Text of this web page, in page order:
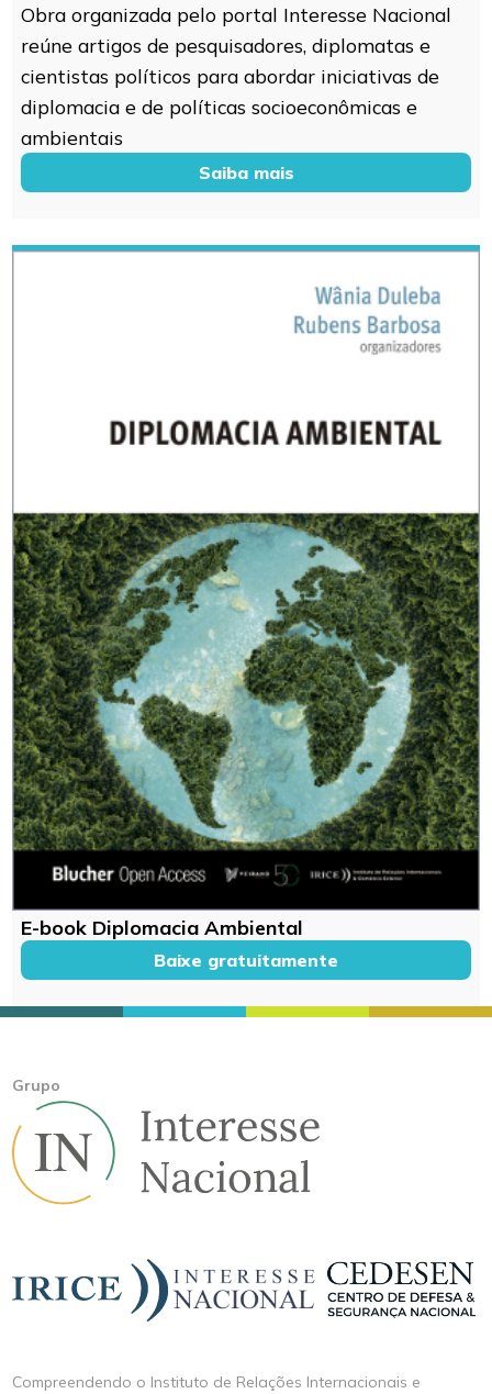
Obra organizada pelo portal Interesse Nacional
reúne artigos de pesquisadores, diplomatas e
cientistas políticos para abordar iniciativas de
diplomacia e de políticas socioeconômicas e
ambientais
Saiba mais
E-book Diplomacia Ambiental
Baixe gratuitamente
Grupo
Compreendendo o Instituto de Relações Internacionais e